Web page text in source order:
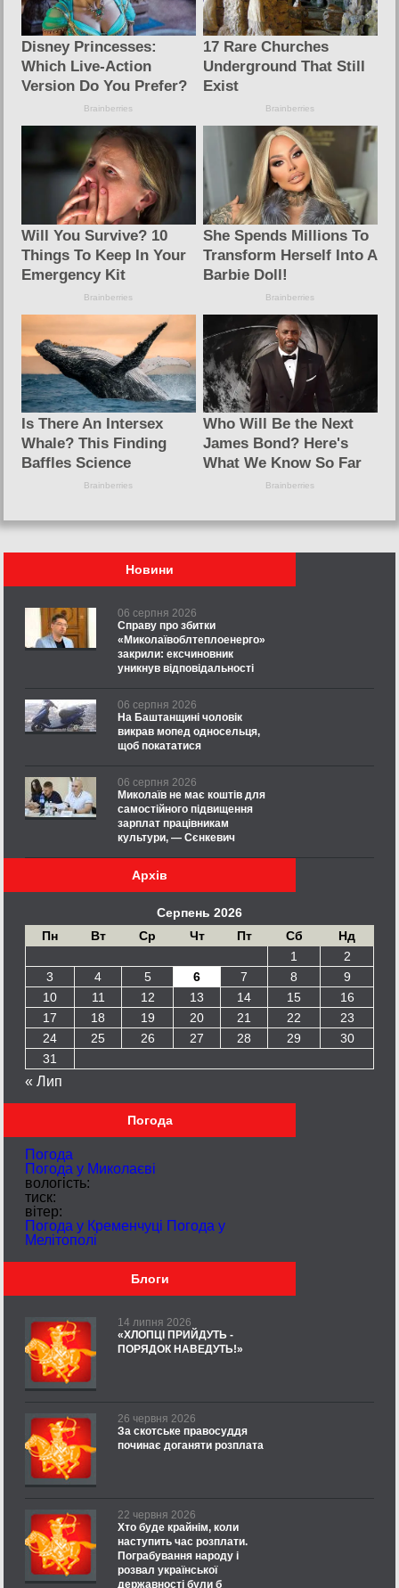
Новини
06 серпня 2026
Справу про збитки
«Миколаївоблтеплоенерго»
закрили: ексчиновник
уникнув відповідальності
06 серпня 2026
На Баштанщині чоловік
викрав мопед односельця,
щоб покататися
06 серпня 2026
Миколаїв не має коштів для
самостійного підвищення
зарплат працівникам
культури, — Сєнкевич
Архів
Серпень 2026
Пн
Вт Ср Чт Пт Сб
Нд
1
2
3
4 5 6 7 8
9
10
11 12 13 14 15
16
17
18 19 20 21 22
23
24
25 26 27 28 29
30
31
« Лип
Погода
Погода
Погода у Миколаєві
вологість:
тиск:
вітер:
Погода у Кременчуці Погода у
Мелітополі
Блоги
14 липня 2026
«ХЛОПЦІ ПРИЙДУТЬ -
ПОРЯДОК НАВЕДУТЬ!»
26 червня 2026
За скотське правосуддя
починає доганяти розплата
22 червня 2026
Хто буде крайнім, коли
наступить час розплати.
Пограбування народу і
розвал української
державності були б